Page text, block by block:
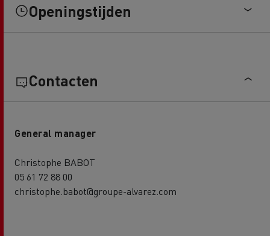
Openingstijden
Contacten
General manager
Christophe BABOT
05 61 72 88 00
christophe.babot@groupe-alvarez.com